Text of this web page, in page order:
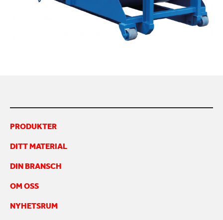
PRODUKTER
DITT MATERIAL
DIN BRANSCH
OM OSS
NYHETSRUM